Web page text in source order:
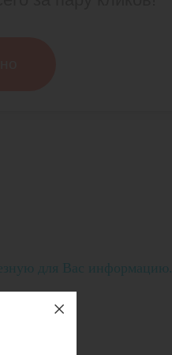
для Вас информацию.